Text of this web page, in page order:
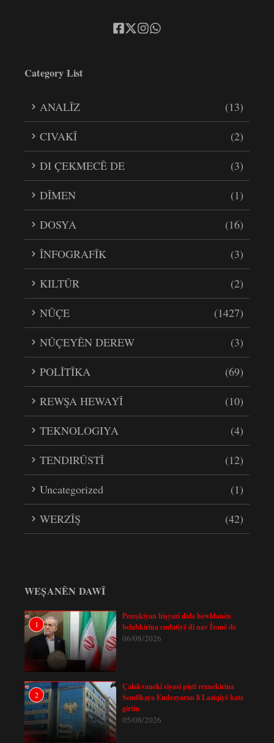
Category List
ANALÎZ
(13)
CIVAKÎ
(2)
DI ÇEKMECÊ DE
(3)
DÎMEN
(1)
DOSYA
(16)
ÎNFOGRAFÎK
(3)
KILTÛR
(2)
NÛÇE
(1427)
NÛÇEYÊN DEREW
(3)
POLÎTÎKA
(69)
REWŞA HEWAYÎ
(10)
TEKNOLOGIYA
(4)
TENDIRÛSTÎ
(12)
Uncategorized
(1)
WERZÎŞ
(42)
WEȘANÊN DAWÎ
1
Pezeşkiyan hişyarî dide hewldanên
belabkirina cudatiyê di nav Îranê de
06/08/2026
2
Çalakvanekî siyasî piştî rexnekirina
Sendîkaya Endezyaran li Laziqiyê hate
girtin
05/08/2026